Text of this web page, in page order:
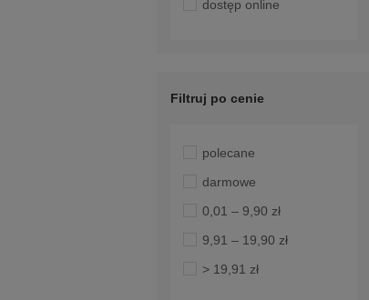
dostęp online
Filtruj po cenie
polecane
darmowe
0,01 – 9,90 zł
9,91 – 19,90 zł
> 19,91 zł